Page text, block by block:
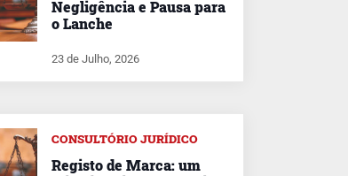
Negligência e Pausa para
o Lanche
23 de Julho, 2026
CONSULTÓRIO JURÍDICO
Registo de Marca: um